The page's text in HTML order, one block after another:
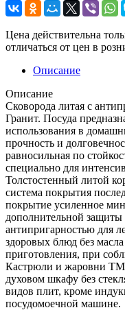
Цена действительна
отличаться от цен в
Описание
Описание
Сковорода литая с
Гранит. Посуда
использования в
прочность и
равносильная по
специально для
Толстостенный литой
система покрытия
покрытие усиленное
дополнительной
антипригарностью для
здоровых блюд без
приготовления, при
Кастрюли и жаровни ТМ
духовом шкафу без
видов плит, кроме
посудомоечной машине.